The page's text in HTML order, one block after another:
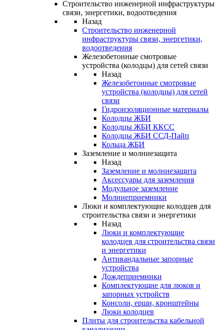
Строительство инженерной инфраструктуры
связи, энергетики, водоотведения
Назад
Строительство инженерной
инфраструктуры связи, энергетики,
водоотведения
Железобетонные смотровые
устройства (колодцы) для сетей связи
Назад
Железобетонные смотровые
устройства (колодцы) для сетей
связи
Гидроизоляционные материалы
Колодцы ЖБИ
Колодцы ЖБИ ККСС
Колодцы ЖБИ ССД-Пайп
Кольца ЖБИ
Заземление и молниезащита
Назад
Заземление и молниезащита
Аксессуары для заземления
Модульное заземление
Молниеприемники
Люки и комплектующие колодцев для
строительства связи и энергетики
Назад
Люки и комплектующие
колодцев для строительства связи
и энергетики
Антивандальные запорные
устройства
Дождеприемники
Комплектующие для люков и
запорных устройств
Консоли, ерши, кронштейны
Люки колодцев
Плиты для строительства кабельной